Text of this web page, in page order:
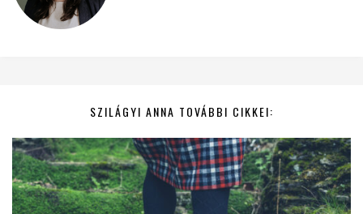
SZILÁGYI ANNA TOVÁBBI CIKKEI: